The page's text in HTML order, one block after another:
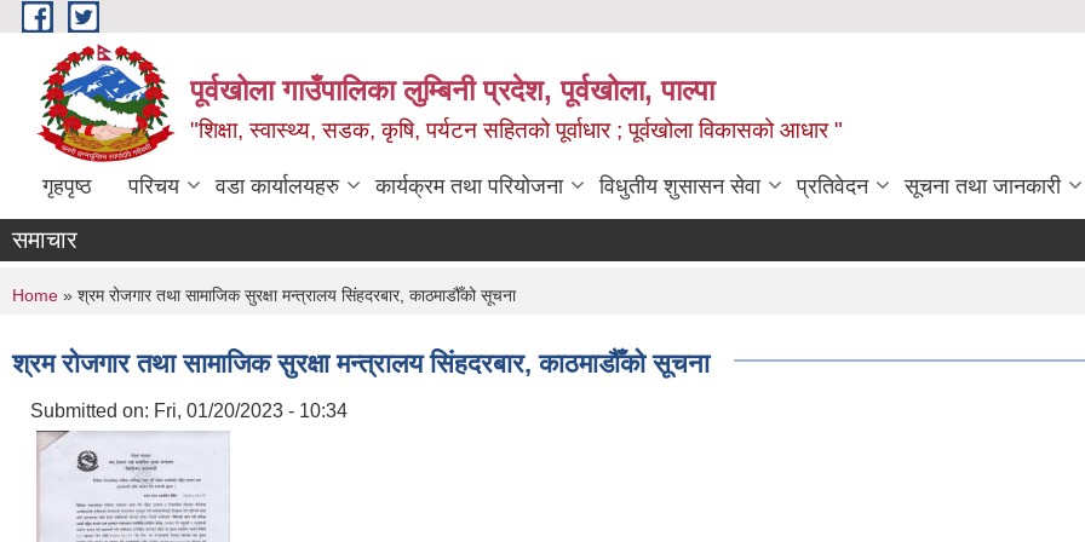
Skip to main content
पूर्वखोला गाउँपालिका लुम्बिनी प्रदेश, पूर्वखोला, पाल्पा
"शिक्षा, स्वास्थ्य, सडक, कृषि, पर्यटन सहितको पूर्वाधार ; पूर्वखोला विकासको आधार "
गृहपृष्ठ परिचय वडा कार्यालयहरु कार्यक्रम तथा परियोजना विधुतीय शुसासन सेवा प्रतिवेदन सूचना तथा जानकारी
समाचार
You are here
Home » श्रम रोजगार तथा सामाजिक सुरक्षा मन्त्रालय सिंहदरबार, काठमाडौँको सूचना
श्रम रोजगार तथा सामाजिक सुरक्षा मन्त्रालय सिंहदरबार, काठमाडौँको सूचना
Submitted on: Fri, 01/20/2023 - 10:34